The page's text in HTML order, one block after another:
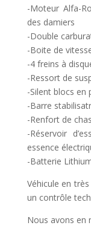
-Moteur Alfa-
des damiers
-Double
-Boite de
-4 freins à
-Ressort de
-Silent blocs en
-Barre
-Renfort de
-Réservoir
essence
-Batterie
Véhicule en
un contrôle
Nous avons en